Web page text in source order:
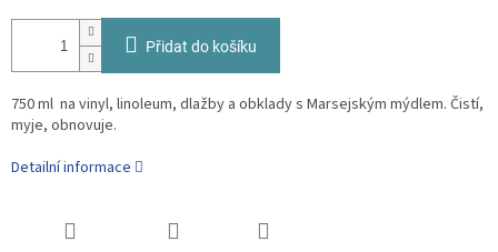
Přidat do košíku
750 ml na vinyl, linoleum, dlažby a obklady s Marsejským mýdlem. Čistí,
myje, obnovuje.
Detailní informace